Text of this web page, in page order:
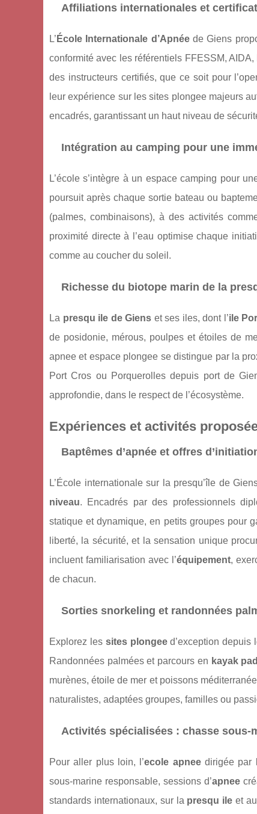
Affiliations internationales et
L’ École Internationale d’Apnéede Giens
conformité avec les référentiels FFESSM,
des instructeurs certifiés, que ce soit pour
leur expérience sur les sites plongee majeurs
encadrés, garantissant un haut niveau de
Intégration au camping pour une
L’école s’intègre à un espace camping pour
poursuit après chaque sortie bateau ou
(palmes, combinaisons), à des activités
proximité directe à l’eau optimise chaque
comme au coucher du soleil.
Richesse du biotope marin de la
La presqu ile de Giens et ses iles, dont l’ile
de posidonie, mérous, poulpes et étoiles de
apnee et espace plongee se distingue par la
Port Cros ou Porquerolles depuis port de
approfondie, dans le respect de l’écosystème.
Expériences et activités
Baptêmes d’apnée et offres
L’École internationale sur la presqu’île de
niveau. Encadrés par des professionnels
statique et dynamique, en petits groupes pour
liberté, la sécurité, et la sensation unique
incluent familiarisation avec l’équipement,
de chacun.
Sorties snorkeling et randonnées
Explorez les sites plongeed’exception depuis
Randonnées palmées et parcours en kayak
murènes, étoile de mer et poissons
naturalistes, adaptées groupes, familles ou
Activités spécialisées : chasse
Pour aller plus loin, l’ecole apneedirigée par
sous-marine responsable, sessions d’apnee
standards internationaux, sur la presqu ile et